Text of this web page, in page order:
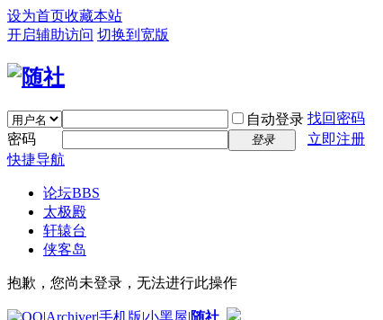
设为首页收藏本站
开启辅助访问 切换到宽版
自动登录 找回密码
密码
登录
立即注册
快捷导航
论坛BBS
太极殿
轩辕台
侠客岛
抱歉，您尚未登录，无法进行此操作
|Archiver|手机版|小黑屋|随社